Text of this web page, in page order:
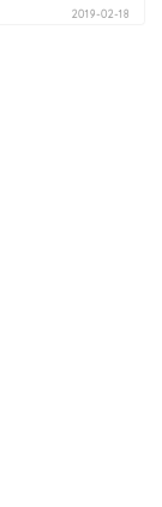
2019-02-18